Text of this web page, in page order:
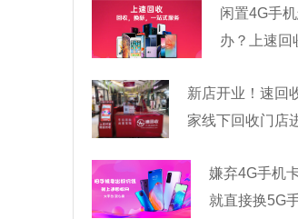
闲置4G手
办？上速回
新店开业！速回
家线下回收门店
嫌弃4G手机
就直接换5G